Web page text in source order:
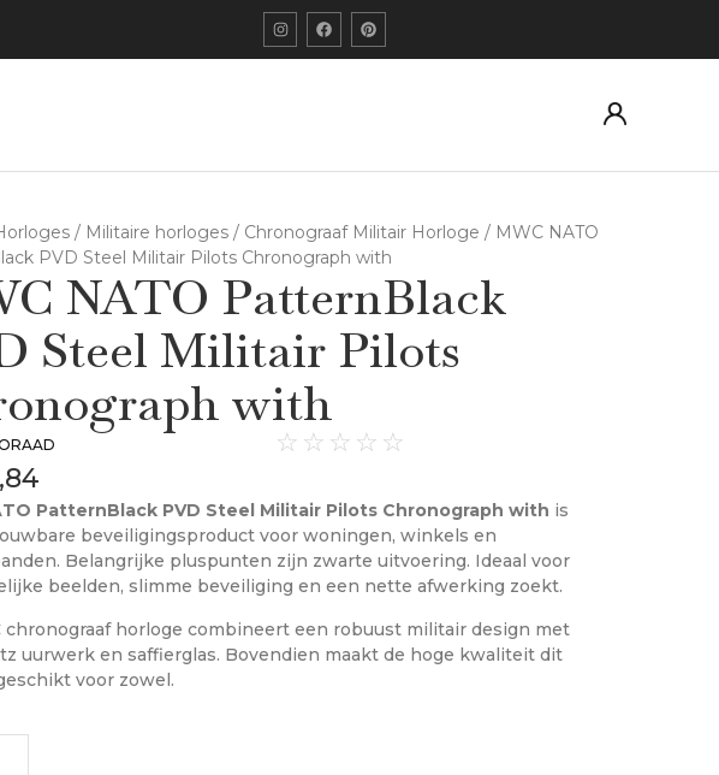
/ Militaire horloges / Chronograaf Militair Horloge / MWC NATO
PVD Steel Militair Pilots Chronograph with
NATO PatternBlack
Steel Militair Pilots
with
☆ ☆ ☆ ☆ ☆
PatternBlack PVD Steel Militair Pilots Chronograph with is
beveiligingsproduct voor woningen, winkels en
Belangrijke pluspunten zijn zwarte uitvoering. Ideaal voor
beelden, slimme beveiliging en een nette afwerking zoekt.
chronograaf horloge combineert een robuust militair design met
uurwerk en saffierglas. Bovendien maakt de hoge kwaliteit dit
voor zowel.